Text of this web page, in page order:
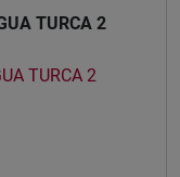
TURCA 2
TURCA 2